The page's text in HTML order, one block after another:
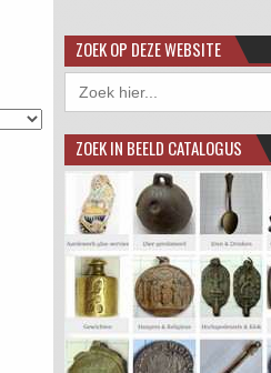
ZOEK OP DEZE WEBSITE
Zoek
naar:
ZOEK IN BEELD CATALOGUS